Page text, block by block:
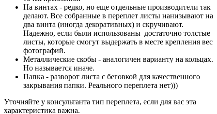
На винтах - редко, но еще отдельные производители так
делают. Все собранные в переплет листы нанизывают на
два винта (иногда декоративных) и скручивают.
Надежно, если были использованы достаточно толстые
листы, которые смогут выдержать в месте крепления вес
фотографий.
Металлические скобы - аналогичен варианту на кольцах.
Но называется иначе.
Папка - разворот листа с беговкой для качественного
закрывания папки. Реального переплета нет)))
Уточняйте у консультанта тип переплета, если для вас эта
характеристика важна.